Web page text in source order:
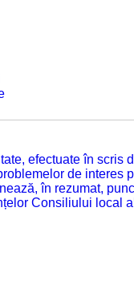
efectuate în scris
de
în rezumat,
Consiliului local